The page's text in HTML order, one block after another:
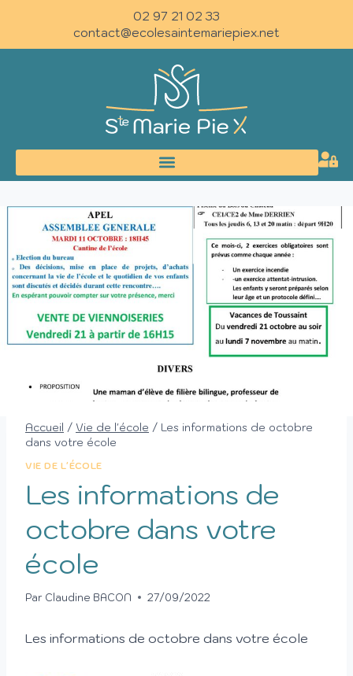
02 97 21 02 33
contact@ecolesaintemariepiex.net
Accueil / Vie de l'école / Les informations de octobre
dans votre école
VIE DE L'ÉCOLE
Les informations de
octobre dans votre
école
Par Claudine BACON 27/09/2022
Les informations de octobre dans votre école